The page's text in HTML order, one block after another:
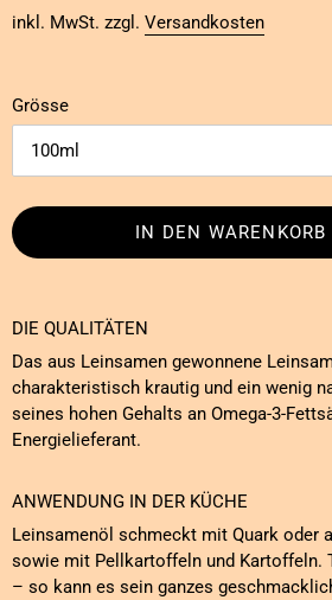
Preis
inkl. MwSt. zzgl. Versandkosten
Grösse
IN DEN WARENKORB
wird
Warenkorb
hinzugefügt
DIE QUALITÄTEN
Das aus Leinsamen gewonnene
charakteristisch krautig und ein wenig
seines hohen Gehalts an Omega-3-
Energielieferant.
ANWENDUNG IN DER KÜCHE
Leinsamenöl schmeckt mit Quark oder
sowie mit Pellkartoffeln und Kartoffeln.
– so kann es sein ganzes